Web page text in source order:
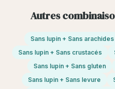
Autres
Sans lupin + Sans arachides
Sans lupin + Sans crustacés
Sans lupin + Sans gluten
Sans lupin + Sans levure